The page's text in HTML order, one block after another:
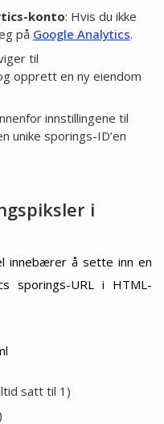
konto: Hvis du ikke
på Google Analytics.
til
opprett en ny eiendom
innstillingene til
unike sporings-ID’en
i
innebærer å sette inn en
sporings-URL i HTML-
satt til 1)